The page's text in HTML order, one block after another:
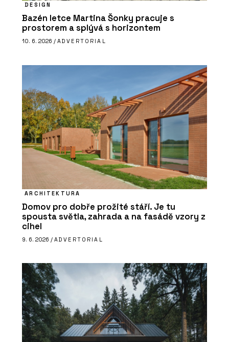
DESIGN
Bazén letce Martina Šonky pracuje s
prostorem a splývá s horizontem
10. 6. 2026 / ADVERTORIAL
ARCHITEKTURA
Domov pro dobře prožité stáří. Je tu
spousta světla, zahrada a na fasádě vzory z
cihel
9. 6. 2026 / ADVERTORIAL